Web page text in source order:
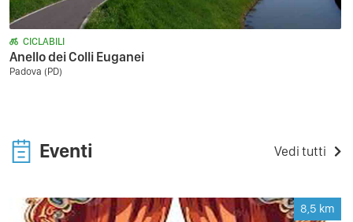
CICLABILI
Anello dei Colli Euganei
Padova (PD)
Eventi Vedi tutti
8,5 km